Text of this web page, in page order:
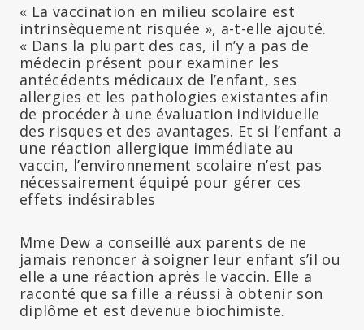
« La vaccination en milieu scolaire est
intrinsèquement risquée », a-t-elle ajouté.
« Dans la plupart des cas, il n’y a pas de
médecin présent pour examiner les
antécédents médicaux de l’enfant, ses
allergies et les pathologies existantes afin
de procéder à une évaluation individuelle
des risques et des avantages. Et si l’enfant a
une réaction allergique immédiate au
vaccin, l’environnement scolaire n’est pas
nécessairement équipé pour gérer ces
effets indésirables
Mme Dew a conseillé aux parents de ne
jamais renoncer à soigner leur enfant s’il ou
elle a une réaction après le vaccin. Elle a
raconté que sa fille a réussi à obtenir son
diplôme et est devenue biochimiste.